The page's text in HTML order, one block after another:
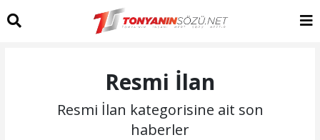
Resmi İlan
Resmi İlan kategorisine ait son
haberler